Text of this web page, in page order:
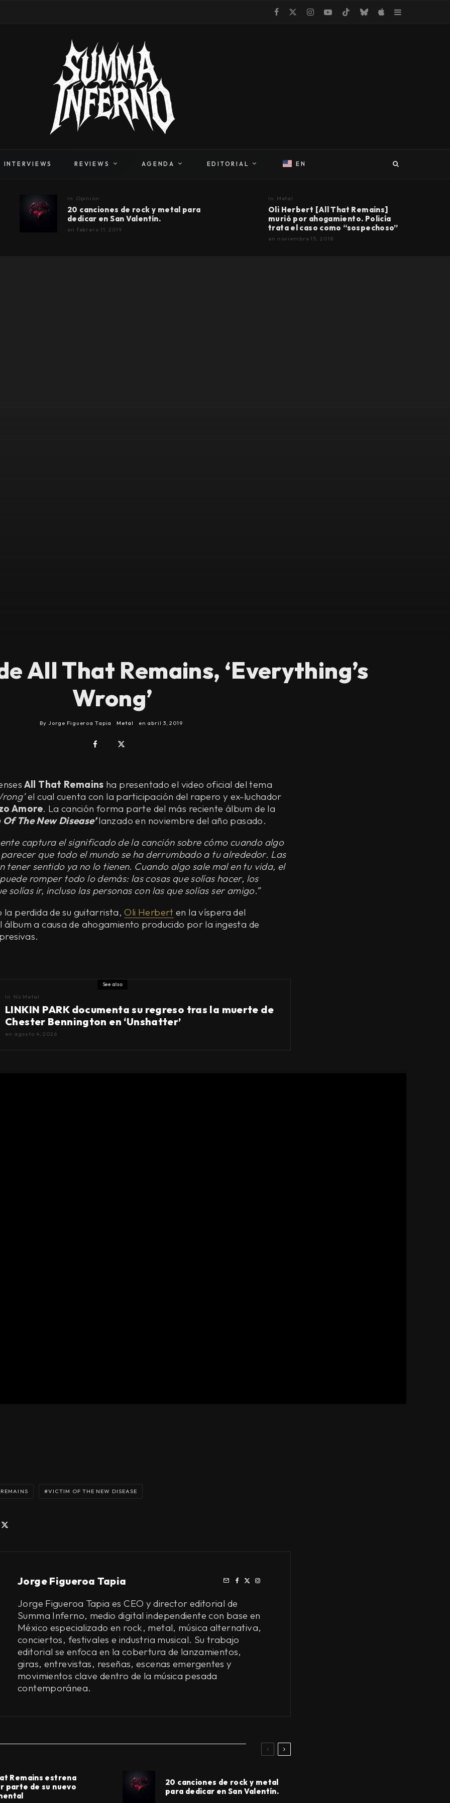
INTERVIEWS REVIEWS AGENDA EDITORIAL EN
In Opinión
20 canciones de rock y metal para
dedicar en San Valentín.
en febrero 11, 2019
In Metal
Oli Herbert [All That Remains]
murió por ahogamiento. Policía
trata el caso como “sospechoso”
en noviembre 15, 2018
All That Remains, ‘Everything’s
Wrong’
By Jorge Figueroa Tapia Metal en abril 3, 2019
All That Remains ha presentado el video oficial del tema
el cual cuenta con la participación del rapero y ex-luchador
Amore. La canción forma parte del más reciente álbum de la
The New Disease’ lanzado en noviembre del año pasado.
captura el significado de la canción sobre cómo cuando algo
que todo el mundo se ha derrumbado a tu alrededor. Las
tener sentido ya no lo tienen. Cuando algo sale mal en tu vida, el
romper todo lo demás: las cosas que solías hacer, los
solías ir, incluso las personas con las que solías ser amigo.”
la perdida de su guitarrista,Oli Herbert en la víspera del
álbum a causa de ahogamiento producido por la ingesta de
See also
In Nü Metal
LINKIN PARK documenta su regreso tras la muerte de
Chester Bennington en ‘Unshatter’
en agosto 4, 2026
VICTIM OF THE NEW DISEASE
Jorge Figueroa Tapia
Jorge Figueroa Tapia es CEO y director editorial de
Summa Inferno, medio digital independiente con base en
México especializado en rock, metal, música alternativa,
conciertos, festivales e industria musical. Su trabajo
editorial se enfoca en la cobertura de lanzamientos,
giras, entrevistas, reseñas, escenas emergentes y
movimientos clave dentro de la música pesada
contemporánea.
Remains estrena
parte de su nuevo
20 canciones de rock y metal
para dedicar en San Valentín.